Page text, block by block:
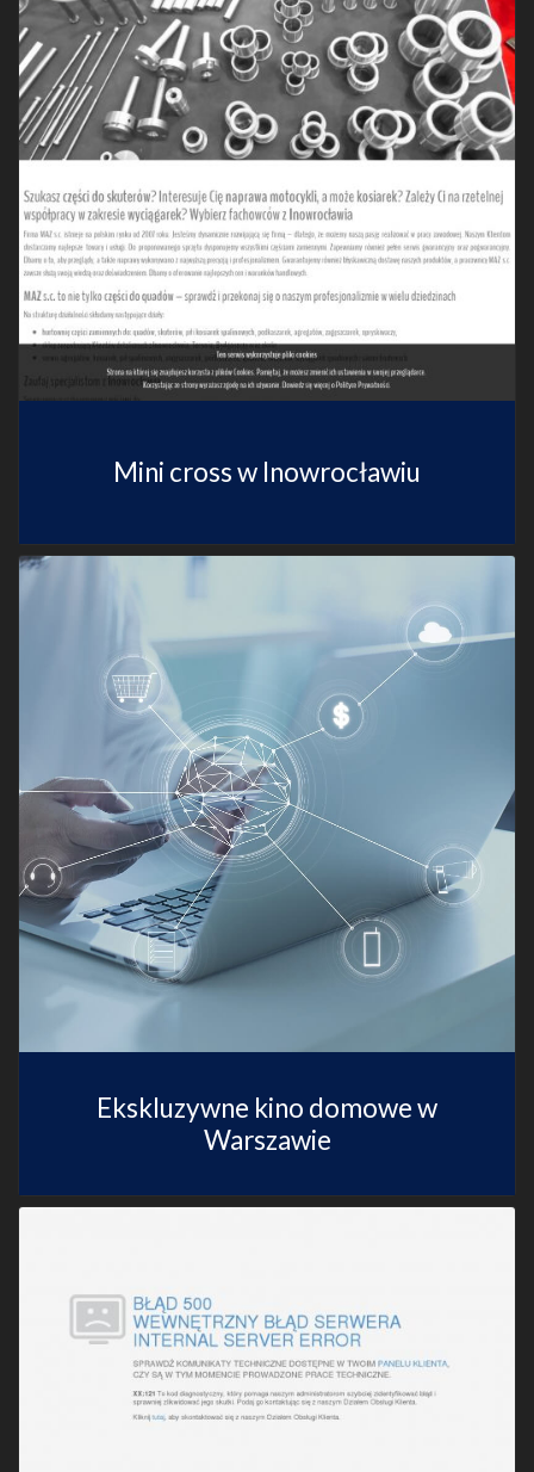
Mini cross w Inowrocławiu
Ekskluzywne kino domowe w
Warszawie